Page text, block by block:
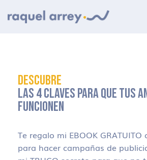
DESCUBRE
LAS 4 CLAVES PARA QUE TUS
FUNCIONEN
Te regalo mi EBOOK GRATUITO
para hacer campañas de